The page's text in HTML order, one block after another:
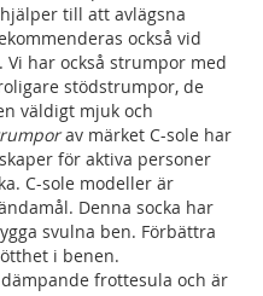
till att avlägsna
också vid
har också strumpor med
stödstrumpor, de
väldigt mjuk och
av märket C-sole har
för aktiva personer
C-sole modeller är
Denna socka har
svulna ben. Förbättra
i benen.
frottesula och är